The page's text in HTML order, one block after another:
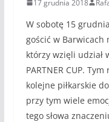
17 grudnia 2018
W sobotę 15
gościć w Barwicach
którzy wzięli udział
PARTNER CUP.
kolejne piłkarskie
przy tym wiele
tego słowa